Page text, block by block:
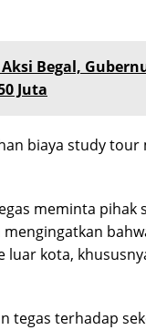
Begal,
Juta
biaya study tour
meminta pihak
luar kota,
tegas terhadap